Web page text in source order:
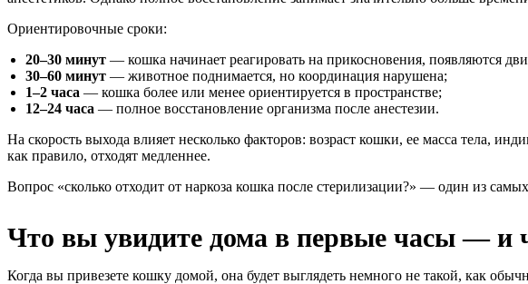
Ориентировочные сроки:
20–30 минут — кошка начинает реагировать на прикосновения, появляются
30–60 минут — животное поднимается, но координация нарушена;
1–2 часа — кошка более или менее ориентируется в пространстве;
12–24 часа — полное восстановление организма после анестезии.
На скорость выхода влияет несколько факторов: возраст кошки, ее масса тела,
как правило, отходят медленнее.
Вопрос «сколько отходит от наркоза кошка после стерилизации?» — один из
Что вы увидите дома в первые часы — и
Когда вы привезете кошку домой, она будет выглядеть немного не такой, как